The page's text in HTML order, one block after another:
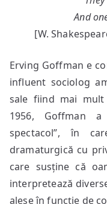
And
[W.
Erving Goffman e
influent sociolog
sale fiind mai
1956, Goffman
spectacol”, în
dramaturgică cu
care susține că
interpretează
alese în funcție de